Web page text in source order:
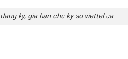
dang ky, gia han chu ky so viettel ca